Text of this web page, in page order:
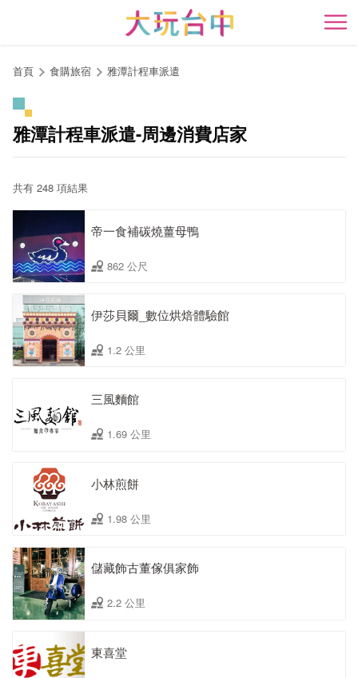
開
首頁 食購旅宿 雅潭計程車派遣
雅潭計程車派遣-周邊消費店家
共有 248 項結果
帝一食補碳燒薑母鴨
862 公尺
伊莎貝爾_數位烘焙體驗館
1.2 公里
三風麵館
1.69 公里
小林煎餅
1.98 公里
儲藏飾古董傢俱家飾
2.2 公里
東喜堂